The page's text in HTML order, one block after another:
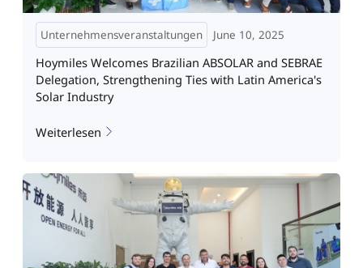
Unternehmensveranstaltungen June 10, 2025
Hoymiles Welcomes Brazilian ABSOLAR and SEBRAE
Delegation, Strengthening Ties with Latin America's
Solar Industry
Weiterlesen